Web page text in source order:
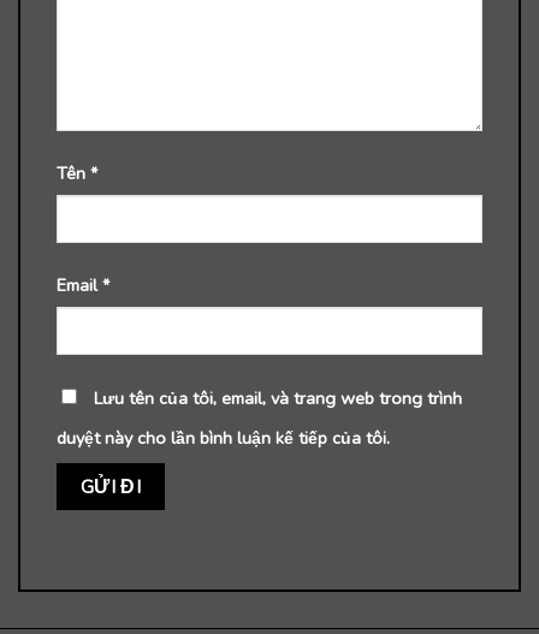
Tên *
Email*
Lưu tên của tôi, email, và trang web trong trình
duyệt này cho lần bình luận kế tiếp của tôi.